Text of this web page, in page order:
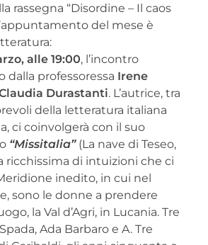
rassegna “Disordine – Il caos
del mese è
alle 19:00, l’incontro
dalla professoressa Irene
Durastanti. L’autrice, tra
della letteratura italiana
ci coinvolgerà con il suo
“Missitalia”(La nave di Teseo,
ricchissima di intuizioni che ci
inedito, in cui nel
sono le donne a prendere
la Val d’Agri, in Lucania. Tre
Ada Barbaro e A. Tre